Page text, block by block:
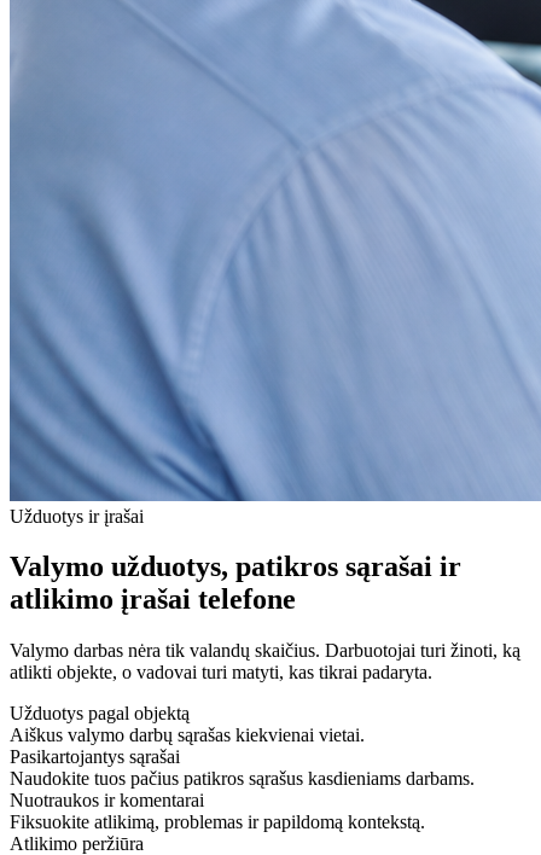
Užduotys ir įrašai
Valymo užduotys, patikros sąrašai ir
atlikimo įrašai telefone
Valymo darbas nėra tik valandų skaičius. Darbuotojai turi žinoti, ką
atlikti objekte, o vadovai turi matyti, kas tikrai padaryta.
Užduotys pagal objektą
Aiškus valymo darbų sąrašas kiekvienai vietai.
Pasikartojantys sąrašai
Naudokite tuos pačius patikros sąrašus kasdieniams darbams.
Nuotraukos ir komentarai
Fiksuokite atlikimą, problemas ir papildomą kontekstą.
Atlikimo peržiūra